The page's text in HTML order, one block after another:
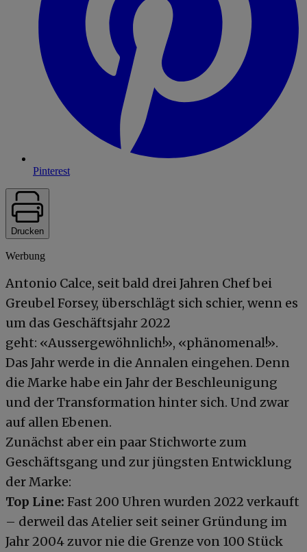
Pinterest
Drucken
Werbung
Antonio Calce, seit bald drei Jahren Chef bei
Greubel Forsey, überschlägt sich schier, wenn es
um das Geschäftsjahr 2022
geht: «Aussergewöhnlich!», «phänomenal!».
Das Jahr werde in die Annalen eingehen. Denn
die Marke habe ein Jahr der Beschleunigung
und der Transformation hinter sich. Und zwar
auf allen Ebenen.
Zunächst aber ein paar Stichworte zum
Geschäftsgang und zur jüngsten Entwicklung
der Marke:
Top Line: Fast 200 Uhren wurden 2022 verkauft
– derweil das Atelier seit seiner Gründung im
Jahr 2004 zuvor nie die Grenze von 100 Stück